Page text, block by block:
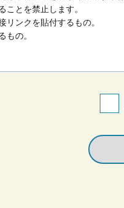
ことを禁止します。
リンクを貼付するもの。
もの。